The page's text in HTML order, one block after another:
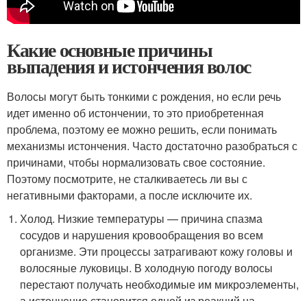
Какие основные причины
выпадения и истончения волос
Волосы могут быть тонкими с рождения, но если речь
идет именно об истончении, то это приобретенная
проблема, поэтому ее можно решить, если понимать
механизмы истончения. Часто достаточно разобраться с
причинами, чтобы нормализовать свое состояние.
Поэтому посмотрите, не сталкиваетесь ли вы с
негативными факторами, а после исключите их.
Холод. Низкие температуры — причина спазма
сосудов и нарушения кровообращения во всем
организме. Эти процессы затрагивают кожу головы и
волосяные луковицы. В холодную погоду волосы
перестают получать необходимые им микроэлементы,